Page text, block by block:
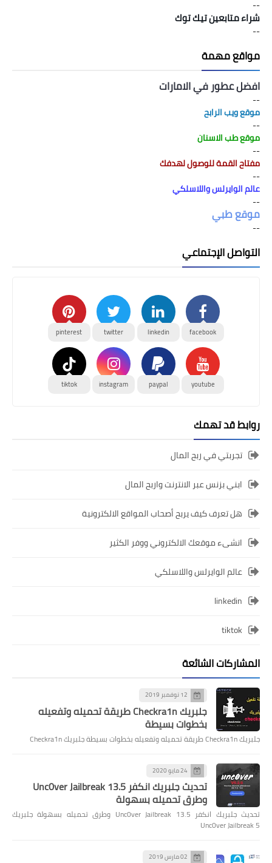
--
شراء متابعين تيك توك
--
مواقع مهمة
افضل عطور في الامارات
--
موقع ويب الرابح
--
موقع طب الاسنان
--
مفتاح القمة للوصول لهدفك
--
عالم الوايرلس واللاسلكي
--
موقع طبي
--
التواصل الإجتماعي
facebook
linkedin
twitter
pinterest
youtube
paypal
instagram
tiktok
روابط قد تهمك
تجربتي في ربح المال
ابني بزنس عبر الانترنت واربح المال
هل تعرف كيف يربح أصحاب المواقع الالكترونية
انشىء موقعك الالكتروني ووفر الكثير
عالم الوايرلس واللاسلكي
linkedin
tiktok
المشاركات الشائعة
12 نوفمبر 2019
جلبريك Checkra1n طريقة تحميله وتفعيله
بخطوات بسيطة
جلبريك Checkra1n طريقة تحميله وتفعيله بخطوات بسيطة جلبريك Checkra1n
24 مايو 2020
تحديث جلبريك انكفر Unc0ver Jailbreak 13.5
وطرق تحميله بسهولة
تحديث جلبريك انكفر Unc0ver Jailbreak 13.5 وطرق تحميله بسهولة جلبريك
Unc0ver Jailbreak 5
02 مارس 2019